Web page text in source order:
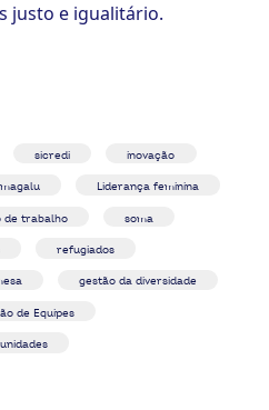
justo e igualitário.
sicredi inovação
magalu Liderança feminina
de trabalho soma
refugiados
gestão da diversidade
de Equipes